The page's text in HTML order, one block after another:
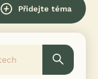
Přidejte téma